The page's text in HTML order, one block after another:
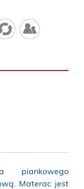
piankowego
Materac jest